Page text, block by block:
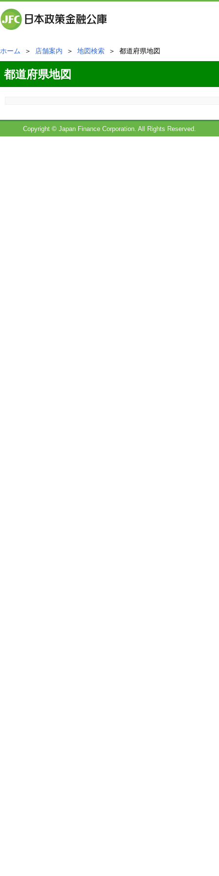
ホーム ＞ 店舗案内 ＞ 地図検索 ＞ 都道府県地図
都道府県地図
Copyright © Japan Finance Corporation. All Rights Reserved.